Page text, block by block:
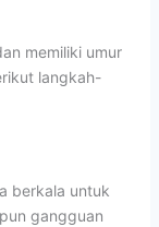
memiliki umur
langkah-
berkala untuk
gangguan